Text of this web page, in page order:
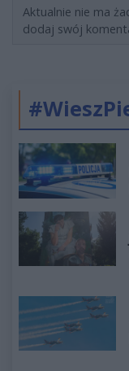
Aktualnie nie ma
dodaj swój